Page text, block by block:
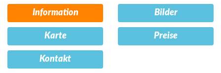
Information Bilder
Karte Preise
Kontakt